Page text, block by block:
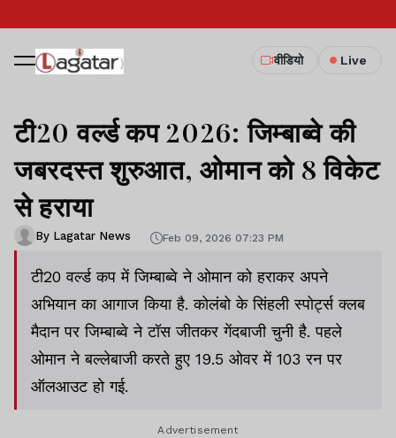
वीडियो Live
टी20 वर्ल्ड कप 2026: जिम्बाब्वे की
जबरदस्त शुरुआत, ओमान को 8 विकेट
से हराया
By Lagatar News Feb 09, 2026 07:23 PM
टी20 वर्ल्ड कप में जिम्बाब्वे ने ओमान को हराकर अपने
अभियान का आगाज किया है. कोलंबो के सिंहली स्पोर्ट्स क्लब
मैदान पर जिम्बाब्वे ने टॉस जीतकर गेंदबाजी चुनी है. पहले
ओमान ने बल्लेबाजी करते हुए 19.5 ओवर में 103 रन पर
ऑलआउट हो गई.
Advertisement